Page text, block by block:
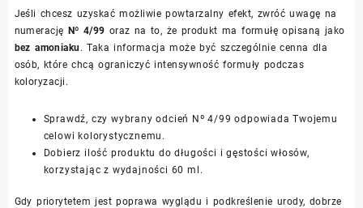
Jeśli chcesz uzyskać możliwie powtarzalny efekt, zwróć uwagę na
numerację Nº 4/99 oraz na to, że produkt ma formułę opisaną jako
bez amoniaku . Taka informacja może być szczególnie cenna dla
osób, które chcą ograniczyć intensywność formuły podczas
koloryzacji.
Sprawdź, czy wybrany odcień Nº 4/99 odpowiada Twojemu
celowi kolorystycznemu.
Dobierz ilość produktu do długości i gęstości włosów,
korzystając z wydajności 60 ml.
Gdy priorytetem jest poprawa wyglądu i podkreślenie urody, dobrze